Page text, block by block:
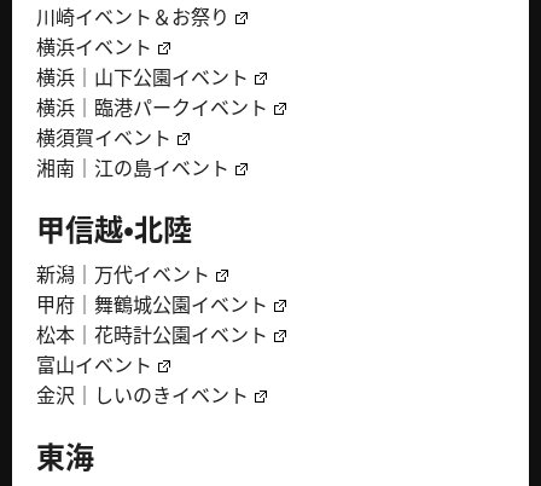
川崎イベント＆お祭り
横浜イベント
横浜｜山下公園イベント
横浜｜臨港パークイベント
横須賀イベント
湘南｜江の島イベント
甲信越・北陸
新潟｜万代イベント
甲府｜舞鶴城公園イベント
松本｜花時計公園イベント
富山イベント
金沢｜しいのきイベント
東海